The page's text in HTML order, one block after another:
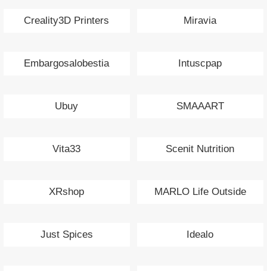
Creality3D Printers Miravia
Embargosalobestia Intuscpap
Ubuy SMAAART
Vita33 Scenit Nutrition
XRshop MARLO Life Outside
Just Spices Idealo